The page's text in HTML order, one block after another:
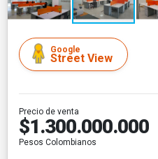
Google
Street View
Precio de venta
$1.300.000.000
Pesos Colombianos